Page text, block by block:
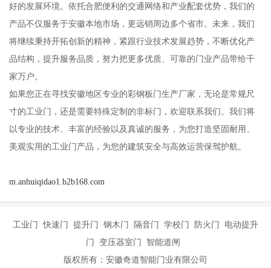
好的发展环境。依托合肥便利的交通网络和产业配套优势，我们的
产品不仅服务于安徽本地市场，更远销周边多个省市。未来，我们
将继续秉持开拓创新的精神，紧跟行业技术发展趋势，不断优化产
品结构，提升服务品质，努力把更多优质、可靠的门业产品带给千
家万户。
如果您正在寻找安徽地区专业的彩钢板门生产厂家，无论是常规尺
寸的工业门，还是需要特殊定制的非标门，欢迎联系我们。我们将
以专业的技术、丰富的经验以及真诚的服务，为您打造坚固耐用、
美观实用的工业门产品，为您的建筑安全与高效运营保驾护航。
m.anhuiqidao1.b2b168.com
工业门 快速门 提升门 钢木门 隔音门 学校门 防火门 电动提升
门 变压器室门 智能道闸
版权所有：安徽奇道智能门业有限公司